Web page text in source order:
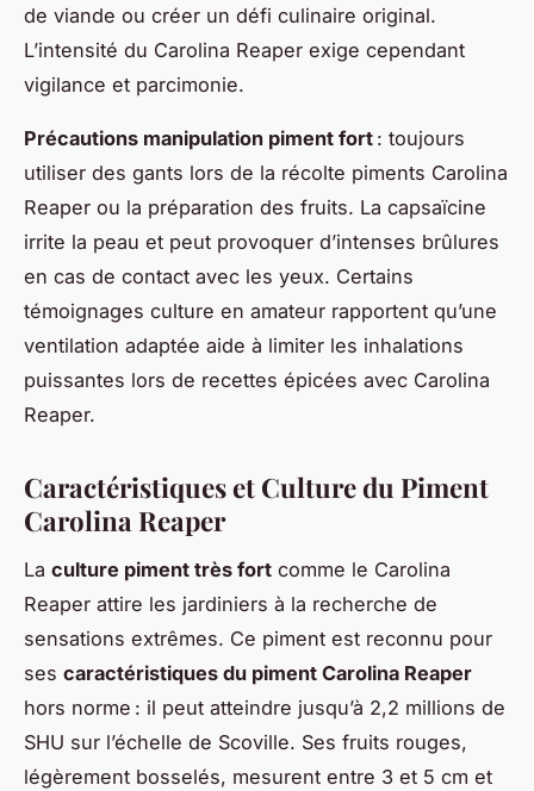
de viande ou créer un défi culinaire original.
L’intensité du Carolina Reaper exige cependant
vigilance et parcimonie.
Précautions manipulation piment fort : toujours
utiliser des gants lors de la récolte piments Carolina
Reaper ou la préparation des fruits. La capsaïcine
irrite la peau et peut provoquer d’intenses brûlures
en cas de contact avec les yeux. Certains
témoignages culture en amateur rapportent qu’une
ventilation adaptée aide à limiter les inhalations
puissantes lors de recettes épicées avec Carolina
Reaper.
Caractéristiques et Culture du Piment
Carolina Reaper
La culture piment très fort comme le Carolina
Reaper attire les jardiniers à la recherche de
sensations extrêmes. Ce piment est reconnu pour
ses caractéristiques du piment Carolina Reaper
hors norme : il peut atteindre jusqu’à 2,2 millions de
SHU sur l’échelle de Scoville. Ses fruits rouges,
légèrement bosselés, mesurent entre 3 et 5 cm et